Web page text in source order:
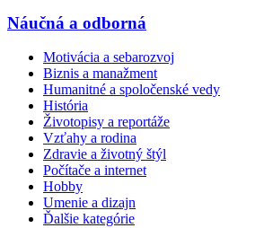
Náučná a odborná
Motivácia a sebarozvoj
Biznis a manažment
Humanitné a spoločenské vedy
História
Životopisy a reportáže
Vzťahy a rodina
Zdravie a životný štýl
Počítače a internet
Hobby
Umenie a dizajn
Ďalšie kategórie